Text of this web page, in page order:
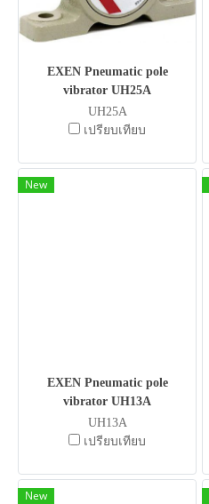
EXEN Pneumatic pole
vibrator UH25A
UH25A
เปรียบเทียบ
New
EXEN Pneumatic pole
vibrator UH13A
UH13A
เปรียบเทียบ
New